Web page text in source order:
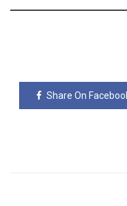
Share On